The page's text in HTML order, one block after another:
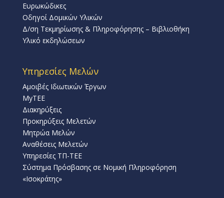
Ευρωκώδικες
Οδηγοί Δομικών Υλικών
Δ/ση Τεκμηρίωσης & Πληροφόρησης – Βιβλιοθήκη
Υλικό εκδηλώσεων
Υπηρεσίες Μελών
Αμοιβές Ιδιωτικών Έργων
MyTEE
Διακηρύξεις
Προκηρύξεις Μελετών
Μητρώα Μελών
Αναθέσεις Μελετών
Υπηρεσίες ΤΠ-ΤΕΕ
Σύστημα Πρόσβασης σε Νομική Πληροφόρηση
«Ισοκράτης»